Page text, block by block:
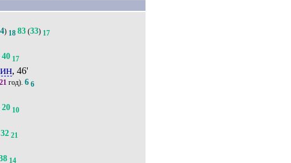
) 18 83 (33) 17
40 17
, 46'
год). 6 6
20 10
32 21
14